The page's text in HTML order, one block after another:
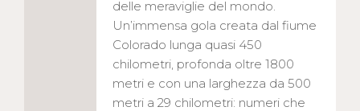
delle meraviglie del mondo.
Un’immensa gola creata dal fiume
Colorado lunga quasi 450
chilometri, profonda oltre 1800
metri e con una larghezza da 500
metri a 29 chilometri: numeri che